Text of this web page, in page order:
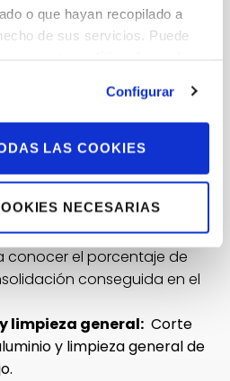
o que hayan recopilado a
de sus servicios. Puede
Configurar
LAS COOKIES
NECESARIAS
penetrométricas:
3 pruebas
próximas a las realizadas
conocer el porcentaje de
conseguida en el
limpieza general: Corte
y limpieza general de